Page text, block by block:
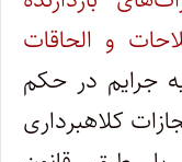
۳/۲ با اصلاحات و الحاقات
جرایم در حکم
کلاهبرداری